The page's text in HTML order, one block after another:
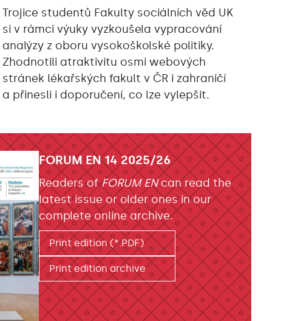
Trojice studentů Fakulty sociálních věd UK
si v rámci výuky vyzkoušela vypracování
analýzy z oboru vysokoškolské politiky.
Zhodnotili atraktivitu osmi webových
stránek lékařských fakult v ČR i zahraničí
a přinesli i doporučení, co lze vylepšit.
FORUM EN 14 2025/26
Readers ofFORUM ENcan read the
latest issue or older ones in our
complete online archive.
Print edition (*.PDF)
Print edition archive